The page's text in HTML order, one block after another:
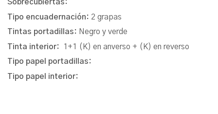
Sobrecubiertas:
Tipo encuadernación: 2 grapas
Tintas portadillas: Negro y verde
Tinta interior:
1+1 (K) en anverso + (K) en reverso
Tipo papel portadillas:
Tipo papel interior: